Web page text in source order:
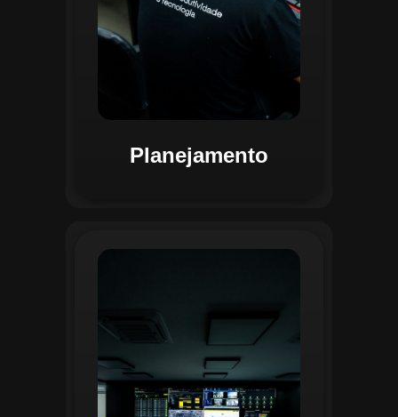
Planejamento
planejadas. Utilizando um videowall
central e sistemas de convergência
informações operacionais,
identificando gargalos, não
conformidades e oportunidades de
melhoria.